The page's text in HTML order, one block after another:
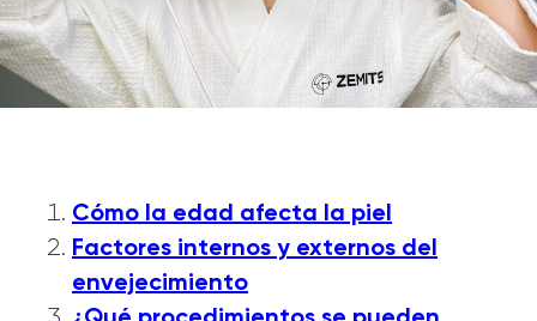
Cómo la edad afecta la piel
Factores internos y externos del
envejecimiento